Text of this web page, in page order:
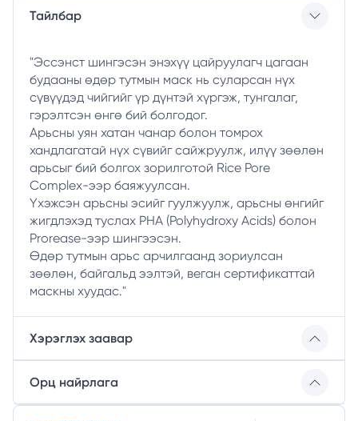
Тайлбар
"Эссэнст шингэсэн энэхүү цайруулагч цагаан
будааны өдөр тутмын маск нь суларсан нүх
сүвүүдэд чийгийг үр дүнтэй хүргэж, тунгалаг,
гэрэлтсэн өнгө бий болгодог.
Арьсны уян хатан чанар болон томрох
хандлагатай нүх сүвийг сайжруулж, илүү зөөлөн
арьсыг бий болгох зорилготой Rice Pore
Complex-ээр баяжуулсан.
Үхэжсэн арьсны эсийг гуулжуулж, арьсны өнгийг
жигдлэхэд туслах PHA (Polyhydroxy Acids) болон
Prorease-ээр шингээсэн.
Өдөр тутмын арьс арчилгаанд зориулсан
зөөлөн, байгальд ээлтэй, веган сертификаттай
маскны хуудас."
Хэрэглэх заавар
Орц найрлага